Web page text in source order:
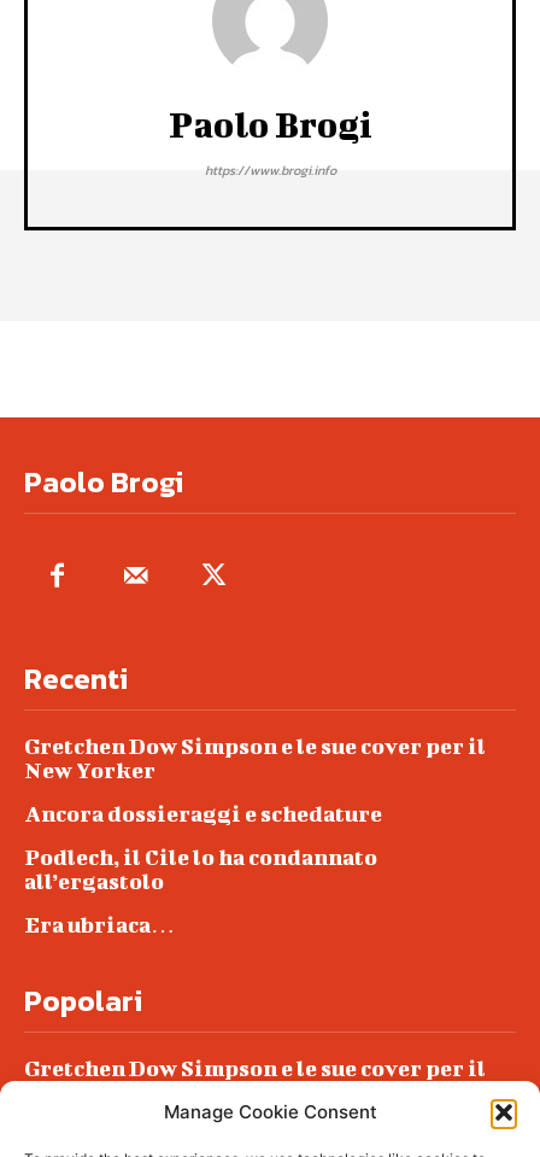
Manage Cookie Consent
Paolo Brogi
https://www.brogi.info
Paolo Brogi
Recenti
Gretchen Dow Simpson e le sue cover per il
New Yorker
Ancora dossieraggi e schedature
Podlech, il Cile lo ha condannato
all’ergastolo
Era ubriaca…
Popolari
Gretchen Dow Simpson e le sue cover per il